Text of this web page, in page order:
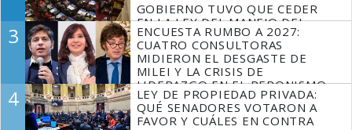
GOBIERNO TUVO QUE CEDER
EN LA LEY DEL MANEJO DEL
FUEGO
3
ENCUESTA RUMBO A 2027:
CUATRO CONSULTORAS
MIDIERON EL DESGASTE DE
MILEI Y LA CRISIS DE
LIDERAZGO EN EL PERONISMO
4
LEY DE PROPIEDAD PRIVADA:
QUÉ SENADORES VOTARON A
FAVOR Y CUÁLES EN CONTRA